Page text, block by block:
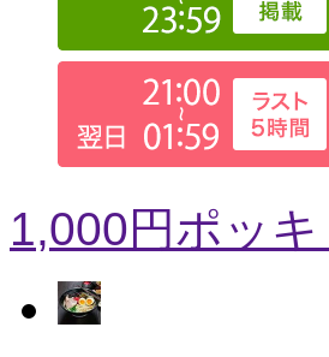
1,000円ポッ